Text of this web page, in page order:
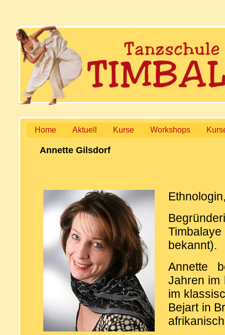
Home Aktuell Kurse Workshops
Annette Gilsdorf
bekannt).
Annette
Jahren im
im
Bejart in